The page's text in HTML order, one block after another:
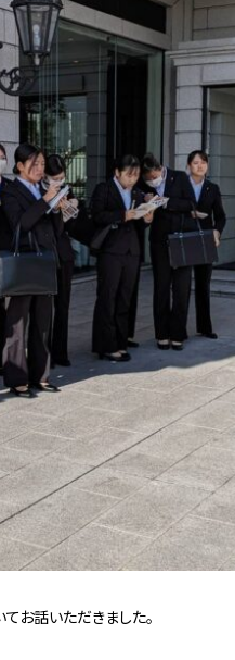
お話いただきました。